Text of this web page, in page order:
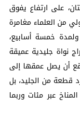
على ارتفاع يفوق
من العلماء مغامرة
علمية غير مسبوقة. منذ سبتمبر 2025 ولمدة خمسة أسابيع،
نواة جليدية عميقة
أن يصل عمقها إلى
مجرد قطعة من الجليد، بل
عبر مئات وربما